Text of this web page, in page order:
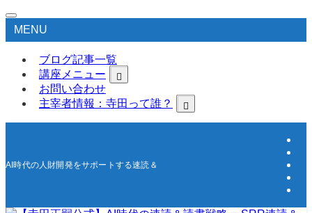
MENU
ブログ記事一覧
講座メニュー
お問い合わせ
主宰者情報：寺田って誰？
AI時代の人財開発をサポートする速読＆高速学習の研究所